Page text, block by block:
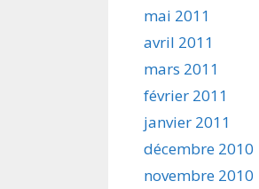
mai 2011
avril 2011
mars 2011
février 2011
janvier 2011
décembre 2010
novembre 2010